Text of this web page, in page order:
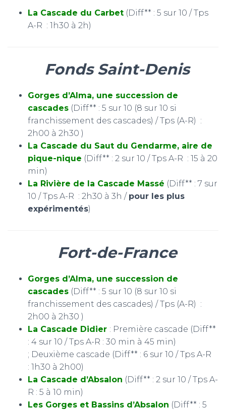
La Cascade du Carbet (Diff** : 5 sur 10 / Tps
A-R : 1h30 à 2h)
Fonds Saint-Denis
Gorges d’Alma, une succession de
cascades (Diff** : 5 sur 10 (8 sur 10 si
franchissement des cascades) / Tps (A-R) :
2h00 à 2h30 )
La Cascade du Saut du Gendarme, aire de
pique-nique (Diff** : 2 sur 10 / Tps A-R : 15 à 20
min)
La Rivière de la Cascade Massé (Diff** : 7 sur
10 / Tps A-R : 2h30 à 3h / pour les plus
expérimentés)
Fort-de-France
Gorges d’Alma, une succession de
cascades (Diff** : 5 sur 10 (8 sur 10 si
franchissement des cascades) / Tps (A-R) :
2h00 à 2h30 )
La Cascade Didier : Première cascade (Diff**
: 4 sur 10 / Tps A-R : 30 min à 45 min)
; Deuxième cascade (Diff** : 6 sur 10 / Tps A-R
: 1h30 à 2h00)
La Cascade d’Absalon (Diff** : 2 sur 10 / Tps A-
R : 5 à 10 min)
Les Gorges et Bassins d’Absalon (Diff** : 5